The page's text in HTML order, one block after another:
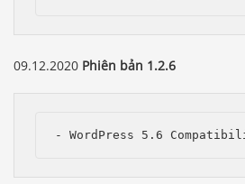
09.12.2020 Phiên bản 1.2.6
- WordPress 5.6